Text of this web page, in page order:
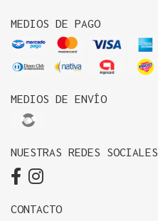
MEDIOS DE PAGO
MEDIOS DE ENVÍO
NUESTRAS REDES SOCIALES
CONTACTO